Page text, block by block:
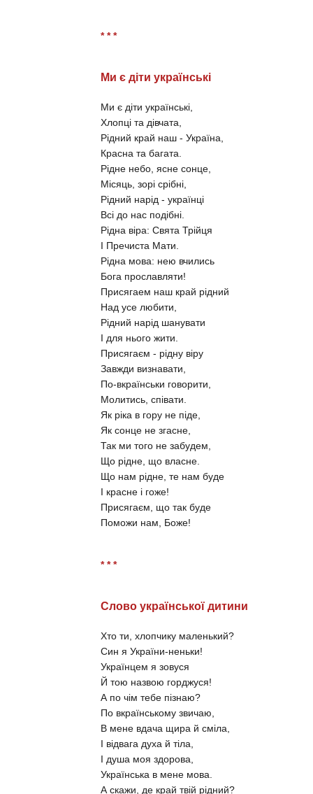
* * *
Ми є діти українські
Ми є діти українські,
Хлопці та дівчата,
Рідний край наш - Україна,
Красна та багата.
Рідне небо, ясне сонце,
Місяць, зорі срібні,
Рідний нарід - українці
Всі до нас подібні.
Рідна віра: Свята Трійця
І Пречиста Мати.
Рідна мова: нею вчились
Бога прославляти!
Присягаем наш край рідний
Над усе любити,
Рідний нарід шанувати
І для нього жити.
Присягаєм - рідну віру
Завжди визнавати,
По-вкраїнськи говорити,
Молитись, співати.
Як ріка в гору не піде,
Як сонце не згасне,
Так ми того не забудем,
Що рідне, що власне.
Що нам рідне, те нам буде
І красне і гоже!
Присягаєм, що так буде
Поможи нам, Боже!
* * *
Слово української дитини
Хто ти, хлопчику маленький?
Син я України-неньки!
Українцем я зовуся
Й тою назвою горджуся!
А по чім тебе пізнаю?
По вкраїнському звичаю,
В мене вдача щира й сміла,
І відвага духа й тіла,
І душа моя здорова,
Українська в мене мова.
А скажи, де край твій рідний?